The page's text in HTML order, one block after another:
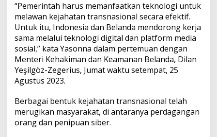
n
B
e
a
n
d
a
a
k
a
“Pemerintah harus memanfaatkan teknologi untuk
melawan kejahatan transnasional secara efektif.
Untuk itu, Indonesia dan Belanda mendorong kerja
sama melalui teknologi digital dan platform media
sosial,” kata Yasonna dalam pertemuan dengan
Menteri Kehakiman dan Keamanan Belanda, Dilan
Yeşilgöz-Zegerius, Jumat waktu setempat, 25
Agustus 2023.
Berbagai bentuk kejahatan transnasional telah
merugikan masyarakat, di antaranya perdagangan
orang dan penipuan siber.